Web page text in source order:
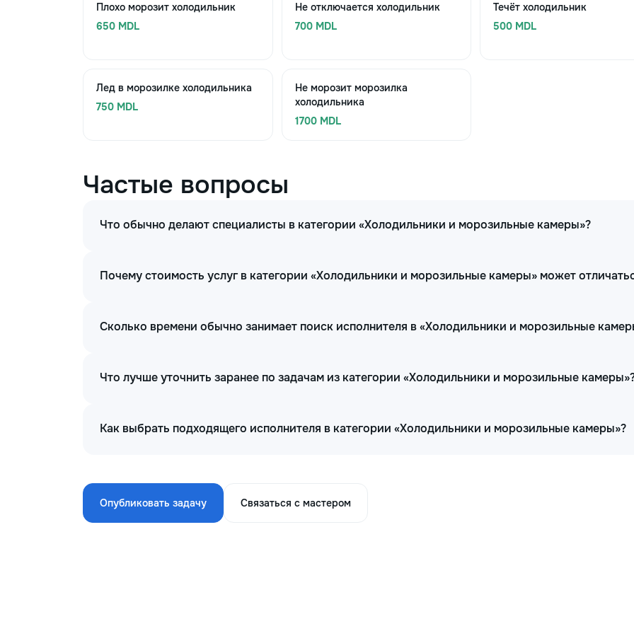
Плохо морозит холодильник
650 MDL
Не отключается холодильник
700 MDL
Течёт холодильник
500 MDL
Лед в морозилке холодильника
750 MDL
Не морозит морозилка
холодильника
1700 MDL
Частые вопросы
Что обычно делают специалисты в категории «Холодильники и морозильные камеры»?
Почему стоимость услуг в категории «Холодильники и морозильные камеры» может
Сколько времени обычно занимает поиск исполнителя в «Холодильники и морозильные
Что лучше уточнить заранее по задачам из категории «Холодильники и морозильные
Как выбрать подходящего исполнителя в категории «Холодильники и морозильные камеры»?
Опубликовать задачу Связаться с мастером